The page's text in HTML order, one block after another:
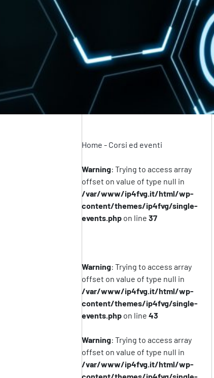
Home - Corsi ed eventi
Warning: Trying to access array
offset on value of type null in
/var/www/ip4fvg.it/html/wp-
content/themes/ip4fvg/single-
events.php on line37
Warning: Trying to access array
offset on value of type null in
/var/www/ip4fvg.it/html/wp-
content/themes/ip4fvg/single-
events.php on line43
Warning: Trying to access array
offset on value of type null in
/var/www/ip4fvg.it/html/wp-